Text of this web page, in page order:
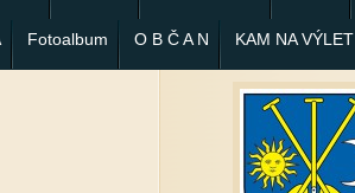
Fotoalbum O B Č A N KAM NA VÝLET